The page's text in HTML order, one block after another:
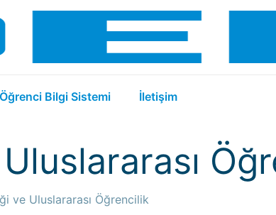
Öğrenci Bilgi Sistemi İletişim
ve Uluslararası Öğrencilik